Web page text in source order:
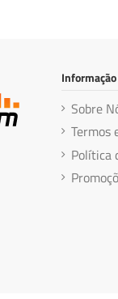
Informação
Sobre
Termos
Política